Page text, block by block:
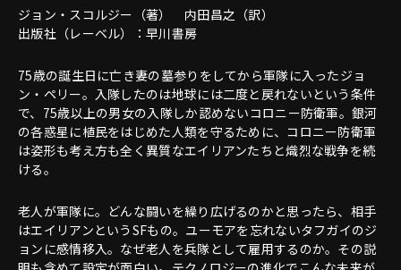
ジョン・スコルジー（著） 内田昌之（訳）
出版社（レーベル）：早川書房
75歳の誕生日に亡き妻の墓参りをしてから軍隊に入ったジョ
ン・ペリー。入隊したのは地球には二度と戻れないという条件
で、75歳以上の男女の入隊しか認めないコロニー防衛軍。銀河
の各惑星に植民をはじめた人類を守るために、コロニー防衛軍
は姿形も考え方も全く異質なエイリアンたちと熾烈な戦争を続
ける。
老人が軍隊に。どんな闘いを繰り広げるのかと思ったら、相手
はエイリアンというSFもの。ユーモアを忘れないタフガイのジ
ョンに感情移入。なぜ老人を兵隊として雇用するのか。その説